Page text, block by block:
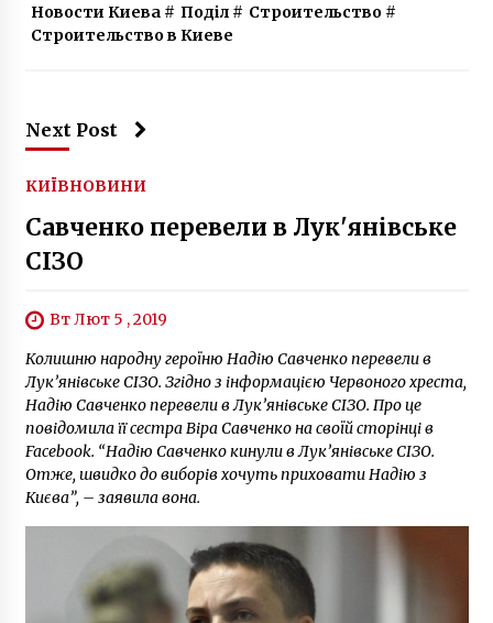
6 років ago
6 місяців ago
7 років ago
В лікарні Києва від коронавірусу померла
дівчинка, яка прожила лише 21 день
5 років ago
Новости Киева# Поділ# Строительство#
Строительство в Киеве
Next Post
КИЇВНОВИНИ
Савченко перевели в Лук'янівське
СІЗО
Вт Лют 5 , 2019
Колишню народну героїню Надію Савченко перевели в
Лук’янівське СІЗО. Згідно з інформацією Червоного хреста,
Надію Савченко перевели в Лук’янівське СІЗО. Про це
повідомила її сестра Віра Савченко на своїй сторінці в
Facebook. “Надію Савченко кинули в Лук’янівське СІЗО.
Отже, швидко до виборів хочуть приховати Надію з
Києва”, – заявила вона.